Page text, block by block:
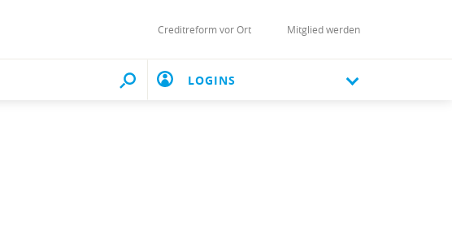
Creditreform vor Ort Mitglied werden
LOGINS